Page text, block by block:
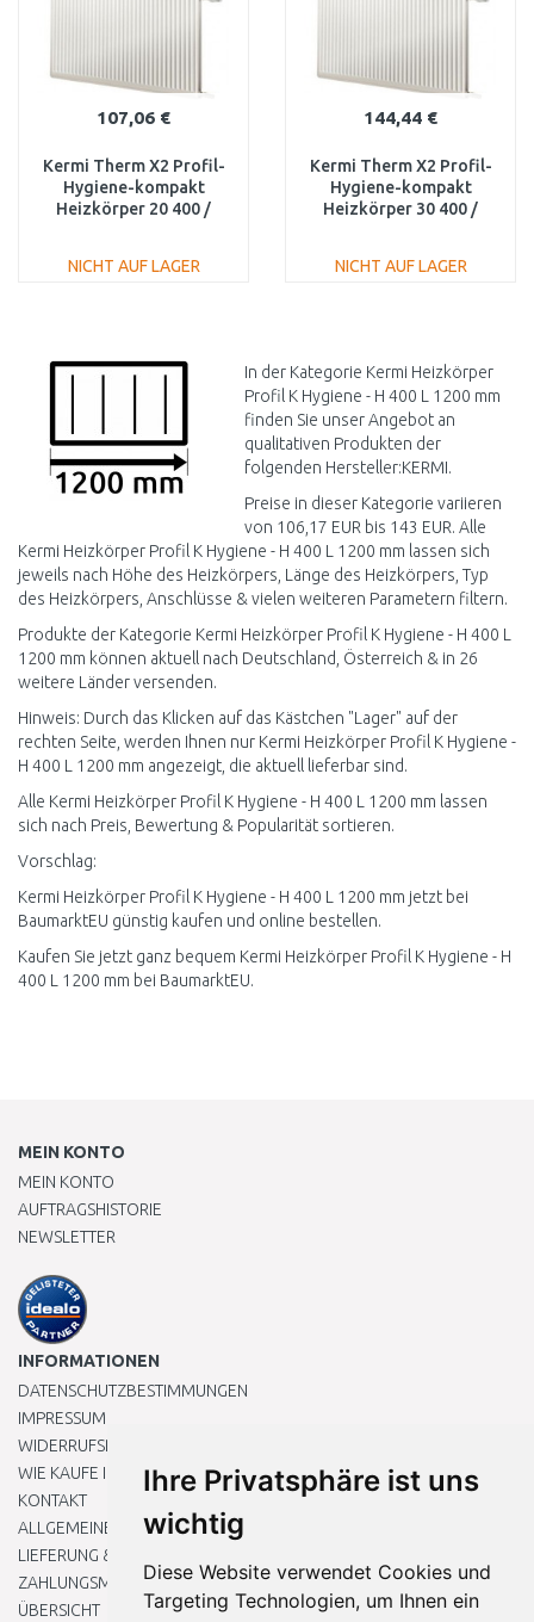
Ihre Privatsphäre ist uns
wichtig
Diese Website verwendet Cookies und
Targeting Technologien, um Ihnen ein
107,06 €
Kermi Therm X2 Profil-
Hygiene-kompakt
Heizkörper 20 400 /
NICHT AUF LAGER
Vergleichen
144,44 €
Kermi Therm X2 Profil-
Hygiene-kompakt
Heizkörper 30 400 /
NICHT AUF LAGER
Vergleichen
In der Kategorie Kermi Heizkörper
Profil K Hygiene - H 400 L 1200 mm
finden Sie unser Angebot an
qualitativen Produkten der
folgenden Hersteller:KERMI.
Preise in dieser Kategorie variieren
von 106,17 EUR bis 143 EUR. Alle
Kermi Heizkörper Profil K Hygiene - H 400 L 1200 mm lassen sich
jeweils nach Höhe des Heizkörpers, Länge des Heizkörpers, Typ
des Heizkörpers, Anschlüsse & vielen weiteren Parametern filtern.
Produkte der Kategorie Kermi Heizkörper Profil K Hygiene - H 400 L
1200 mm können aktuell nach Deutschland, Österreich & in 26
weitere Länder versenden.
Hinweis: Durch das Klicken auf das Kästchen "Lager" auf der
rechten Seite, werden Ihnen nur Kermi Heizkörper Profil K Hygiene -
H 400 L 1200 mm angezeigt, die aktuell lieferbar sind.
Alle Kermi Heizkörper Profil K Hygiene - H 400 L 1200 mm lassen
sich nach Preis, Bewertung & Popularität sortieren.
Vorschlag:
Kermi Heizkörper Profil K Hygiene - H 400 L 1200 mm jetzt bei
BaumarktEU günstig kaufen und online bestellen.
Kaufen Sie jetzt ganz bequem Kermi Heizkörper Profil K Hygiene - H
400 L 1200 mm bei BaumarktEU.
MEIN KONTO
MEIN KONTO
AUFTRAGSHISTORIE
NEWSLETTER
INFORMATIONEN
DATENSCHUTZBESTIMMUNGEN
IMPRESSUM
WIDERRUFSRECHT
WIE KAUFE ICH EIN?
KONTAKT
ALLGEMEINEN GESCHÄFTSBEDINGUNGEN
LIEFERUNG & ZAHLUNG
ZAHLUNGSMETHODEN
ÜBERSICHT